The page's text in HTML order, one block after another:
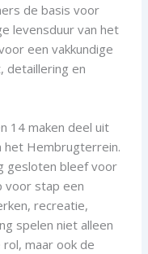
de basis voor
levensduur van het
een vakkundige
detaillering en
14 maken deel uit
het Hembrugterrein.
gesloten bleef voor
voor stap een
recreatie,
spelen niet alleen
maar ook de